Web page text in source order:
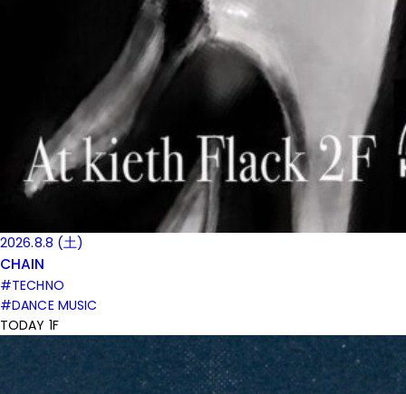
2026.8.8 (土)
CHAIN
#TECHNO
#DANCE MUSIC
TODAY 1F